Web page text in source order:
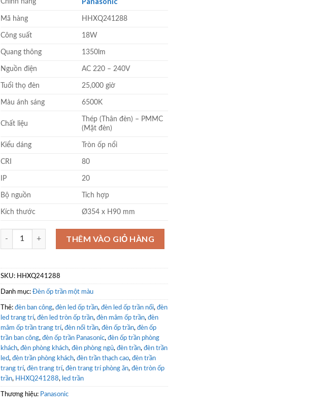
680.000 ₫.
tại
là:
Mã hàng HHXQ241288
Công suất 18W
Quang thông 1350lm
Nguồn điện AC 220 – 240V
Tuổi thọ đèn 25,000 giờ
Màu ánh sáng 6500K
Chất liệu
Thép (Thân đèn) – PMMC
(Mặt đèn)
Kiểu dáng Tròn ốp nổi
CRI 80
IP 20
Bộ nguồn Tích hợp
Kích thước Ø354 x H90 mm
Đèn tròn ốp trần Panasonic HHXQ241288 18W trắng số lượng
THÊM VÀO GIỎ HÀNG
SKU: HHXQ241288
Danh mục: Đèn ốp trần một màu
Thẻ: đèn ban công, đèn led ốp trần, đèn led ốp trần nổi, đèn
led trang trí, đèn led tròn ốp trần, đèn mâm ốp trần, đèn
mâm ốp trần trang trí, đèn nổi trần, đèn ốp trần, đèn ốp
trần ban công, đèn ốp trần Panasonic, đèn ốp trần phòng
khách, đèn phòng khách, đèn phòng ngủ, đèn trần, đèn trần
led, đèn trần phòng khách, đèn trần thạch cao, đèn trần
trang trí, đèn trang trí, đèn trang trí phòng ăn, đèn tròn ốp
trần, HHXQ241288, led trần
Thương hiệu: Panasonic